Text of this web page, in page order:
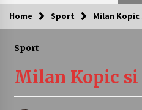
Kam za kulturou?
10. 8. 2026
Home Sport Milan
Sport
Milan Kopic